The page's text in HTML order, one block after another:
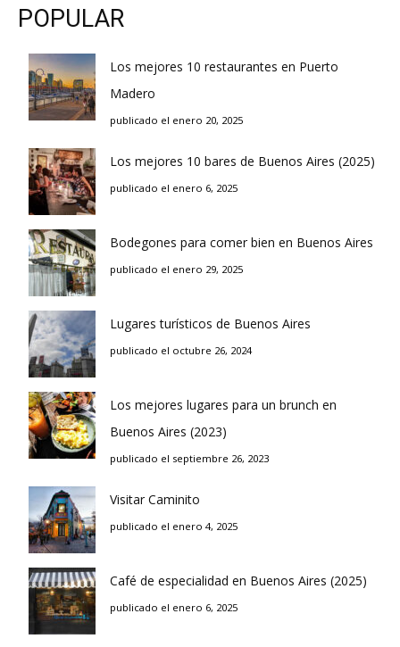
POPULAR
Los mejores 10 restaurantes en Puerto
Madero
publicado el enero 20, 2025
Los mejores 10 bares de Buenos Aires (2025)
publicado el enero 6, 2025
Bodegones para comer bien en Buenos Aires
publicado el enero 29, 2025
Lugares turísticos de Buenos Aires
publicado el octubre 26, 2024
Los mejores lugares para un brunch en
Buenos Aires (2023)
publicado el septiembre 26, 2023
Visitar Caminito
publicado el enero 4, 2025
Café de especialidad en Buenos Aires (2025)
publicado el enero 6, 2025